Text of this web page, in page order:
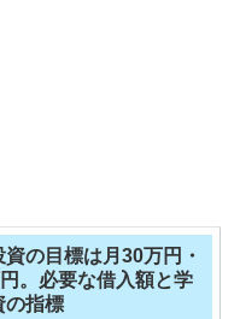
の目標は月30万円・
。必要な借入額と学
の指標